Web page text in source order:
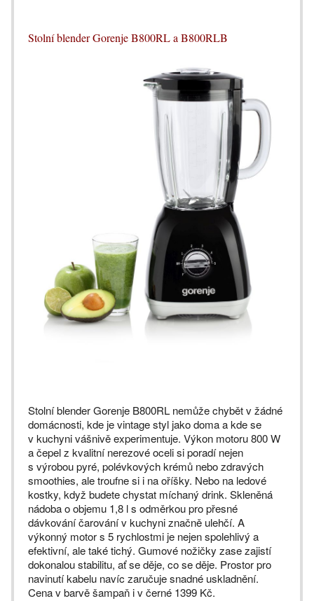
Stolní blender Gorenje B800RL a B800RLB
Stolní blender Gorenje B800RL nemůže chybět v žádné
domácnosti, kde je vintage styl jako doma a kde se
v kuchyni vášnivě experimentuje. Výkon motoru 800 W
a čepel z kvalitní nerezové oceli si poradí nejen
s výrobou pyré, polévkových krémů nebo zdravých
smoothies, ale troufne si i na oříšky. Nebo na ledové
kostky, když budete chystat míchaný drink. Skleněná
nádoba o objemu 1,8 l s odměrkou pro přesné
dávkování čarování v kuchyni značně ulehčí. A
výkonný motor s 5 rychlostmi je nejen spolehlivý a
efektivní, ale také tichý. Gumové nožičky zase zajistí
dokonalou stabilitu, ať se děje, co se děje. Prostor pro
navinutí kabelu navíc zaručuje snadné uskladnění.
Cena v barvě šampaň i v černé 1399 Kč.